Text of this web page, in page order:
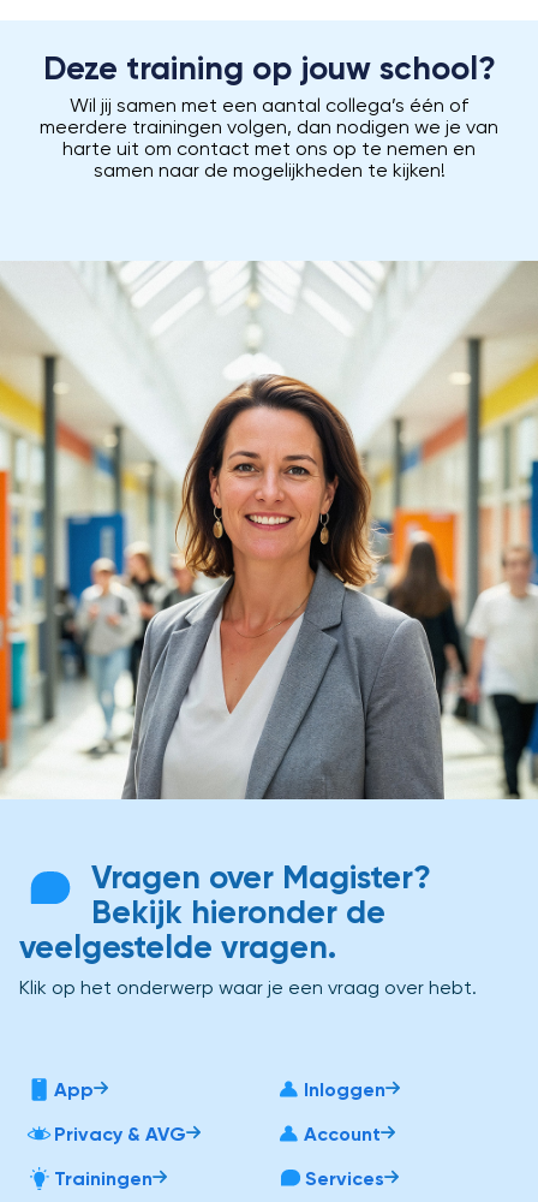
Deze training op jouw school?
Wil jij samen met een aantal collega’s één of
meerdere trainingen volgen, dan nodigen we je van
harte uit om contact met ons op te nemen en
samen naar de mogelijkheden te kijken!
Vragen over Magister?
Bekijk hieronder de
veelgestelde vragen.
Klik op het onderwerp waar je een vraag over hebt.
App
Inloggen
Privacy & AVG
Account
Trainingen
Services